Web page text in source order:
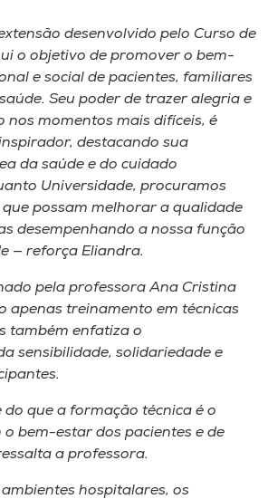
desenvolvido pelo Curso de
o objetivo de promover o bem-
e social de pacientes, familiares
Seu poder de trazer alegria e
nos momentos mais difíceis, é
destacando sua
da saúde e do cuidado
Universidade, procuramos
possam melhorar a qualidade
desempenhando a nossa função
— reforça Eliandra.
pela professora Ana Cristina
apenas treinamento em técnicas
também enfatiza o
sensibilidade, solidariedade e
que a formação técnica é o
bem-estar dos pacientes e de
a professora.
hospitalares, os